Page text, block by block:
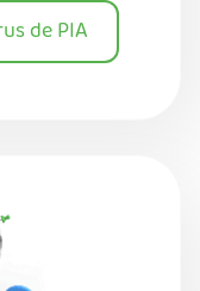
de PIA